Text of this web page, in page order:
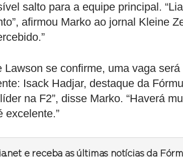
salto para a equipe principal.
afirmou Marko ao jornal Kleine
Lawson se confirme, uma vaga
Isack Hadjar, destaque da
na F2”, disse Marko. “Haverá
excelente.”
e receba as últimas notícias da